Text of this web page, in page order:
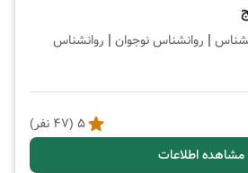
| روانشناس نوجوان | روانشناس
5
(
47 نفر)
مشاهده اطلاعات